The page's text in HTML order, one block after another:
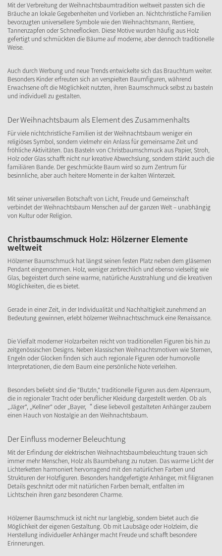
Mit der Verbreitung der Weihnachtsbaumtradition weltweit passten sich die
Bräuche an lokale Gegebenheiten und Vorlieben an. Nichtchristliche Familien
bevorzugten universellere Symbole wie den Weihnachtsmann, Rentiere,
Tannenzapfen oder Schneeflocken. Diese Motive wurden häufig aus Holz
gefertigt und schmückten die Bäume auf moderne, aber dennoch traditionelle
Weise.
Auch durch Werbung und neue Trends entwickelte sich das Brauchtum weiter.
Besonders Kinder erfreuten sich an verspielten Baumfiguren, während
Erwachsene oft die Möglichkeit nutzten, ihren Baumschmuck selbst zu basteln
und individuell zu gestalten.
Der Weihnachtsbaum als Element des Zusammenhalts
Für viele nichtchristliche Familien ist der Weihnachtsbaum weniger ein
religiöses Symbol, sondern vielmehr ein Anlass für gemeinsame Zeit und
fröhliche Aktivitäten. Das Basteln von Christbaumschmuck aus Papier, Stroh,
Holz oder Glas schafft nicht nur kreative Abwechslung, sondern stärkt auch die
familiären Bande. Der geschmückte Baum wird so zum Zentrum für
besinnliche, aber auch heitere Momente in der kalten Winterzeit.
Mit seiner universellen Botschaft von Licht, Freude und Gemeinschaft
verbindet der Weihnachtsbaum Menschen auf der ganzen Welt – unabhängig
von Kultur oder Religion.
Christbaumschmuck Holz: Hölzerner Elemente
weltweit
Hölzerner Baumschmuck hat längst seinen festen Platz neben dem gläsernen
Pendant eingenommen. Holz, weniger zerbrechlich und ebenso vielseitig wie
Glas, begeistert durch seine warme, natürliche Ausstrahlung und die kreativen
Möglichkeiten, die es bietet.
Gerade in einer Zeit, in der Individualität und Nachhaltigkeit zunehmend an
Bedeutung gewinnen, erlebt hölzerner Weihnachtsschmuck eine Renaissance.
Die Vielfalt moderner Holzarbeiten reicht von traditionellen Figuren bis hin zu
zeitgenössischen Designs. Neben klassischen Weihnachtsmotiven wie Sternen,
Engeln oder Glocken finden sich auch regionale Figuren oder humorvolle
Interpretationen, die dem Baum eine persönliche Note verleihen.
Besonders beliebt sind die "Butzln," traditionelle Figuren aus dem Alpenraum,
die in regionaler Tracht oder beruflicher Kleidung dargestellt werden. Ob als
„Jäger", „Kellner" oder „Bayer,“ diese liebevoll gestalteten Anhänger zaubern
einen Hauch von Nostalgie an den Weihnachtsbaum.
Der Einfluss moderner Beleuchtung
Mit der Erfindung der elektrischen Weihnachtsbaumbeleuchtung trauen sich
immer mehr Menschen, Holz als Baumbehang zu nutzen. Das warme Licht der
Lichterketten harmoniert hervorragend mit den natürlichen Farben und
Strukturen der Holzfiguren. Besonders handgefertigte Anhänger, mit filigranen
Details geschnitzt oder mit natürlichen Farben bemalt, entfalten im
Lichtschein ihren ganz besonderen Charme.
Hölzerner Baumschmuck ist nicht nur langlebig, sondern bietet auch die
Möglichkeit der eigenen Gestaltung. Ob mit Laubsäge oder Holzleim, die
Herstellung individueller Anhänger macht Freude und schafft besondere
Erinnerungen.